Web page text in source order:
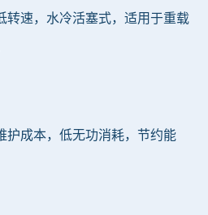
转速，水冷活塞式，适用于重载
护成本，低无功消耗，节约能